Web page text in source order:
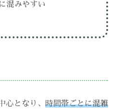
混みやすい
心となり、 時間帯ごとに混雑